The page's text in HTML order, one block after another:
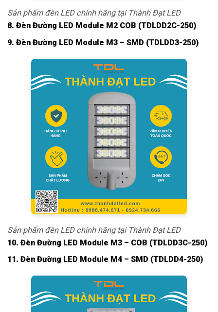
Sản phẩm đèn LED chính hãng tại Thành Đạt LED
8. Đèn Đường LED Module M2 COB (TDLDD2C-250)
9. Đèn Đường LED Module M3 – SMD (TDLDD3-250)
Sản phẩm đèn LED chính hãng tại Thành Đạt LED
10. Đèn Đường LED Module M3 – COB (TDLDD3C-250)
11. Đèn Đường LED Module M4 – SMD (TDLDD4-250)